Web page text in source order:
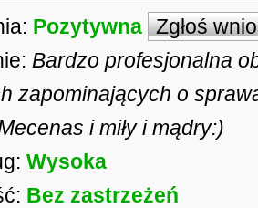
Pozytywna Zgłoś
Bardzo profesjonalna
zapominających o
i miły i mądry:)
Wysoka
Bez zastrzeżeń